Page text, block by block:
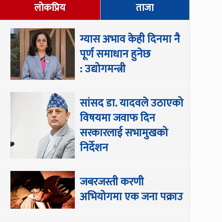
लोकप्रिय ताजा
ग्यास अभाव केही दिनमा नै
पूर्ण समाधान हुनेछ
: उद्योगमन्त्री
सांसद डा‍‍. यादवले उठाएको
विषयमा जवाफ दिन
सरकारलाई सभामुखको
निर्देशन
जबरजस्ती करणी
अभियोगमा एक जना पक्राउ